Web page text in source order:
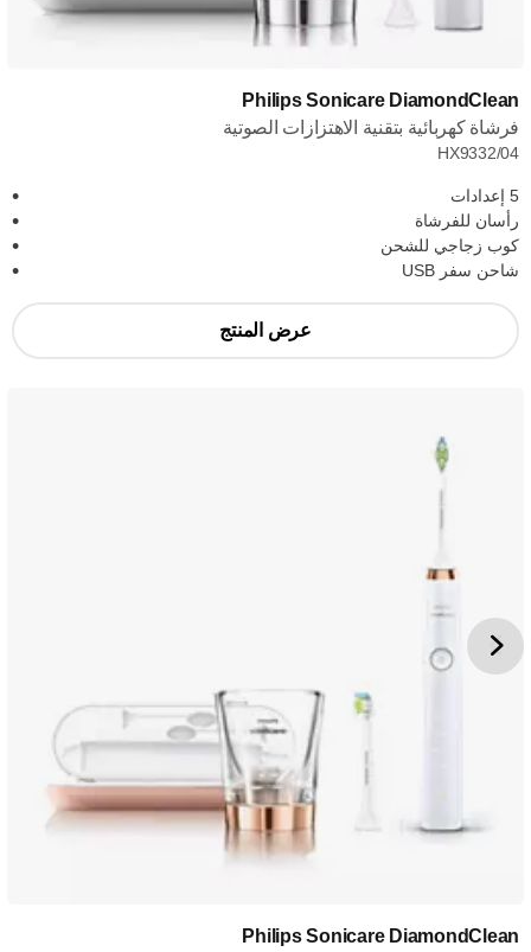
Philips Sonicare DiamondClean
فرشاة كهربائية بتقنية الاهتزازات الصوتية
HX9332/04
5 إعدادات
رأسان للفرشاة
كوب زجاجي للشحن
شاحن سفر USB
عرض المنتج
Philips Sonicare DiamondClean